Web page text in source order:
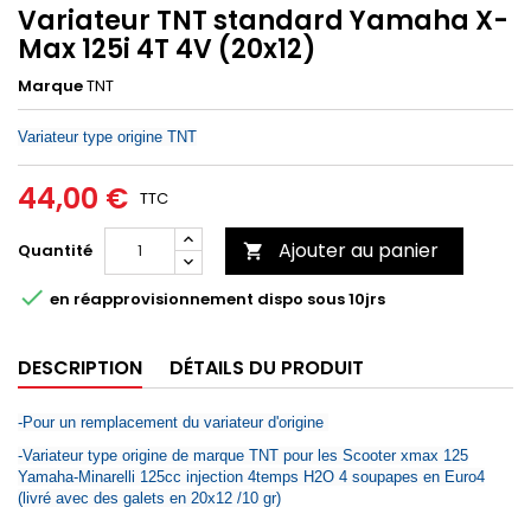
Variateur TNT standard Yamaha X-
Max 125i 4T 4V (20x12)
MarqueTNT
Variateur type origine TNT
44,00 € TTC
Quantité  Ajouter au panier
 en réapprovisionnement dispo sous 10jrs
DESCRIPTION DÉTAILS DU PRODUIT
-Pour un remplacement du variateur d'origine
-Variateur type origine de marque TNT pour les Scooter xmax 125
Yamaha-Minarelli 125cc injection 4temps H2O 4 soupapes en Euro4
(livré avec des galets en 20x12 /10 gr)